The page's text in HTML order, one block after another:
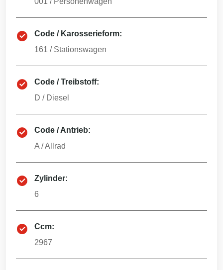
Code / Karosserieform:
161 / Stationswagen
Code / Treibstoff:
D / Diesel
Code / Antrieb:
A /Allrad
Zylinder:
6
Ccm:
2967